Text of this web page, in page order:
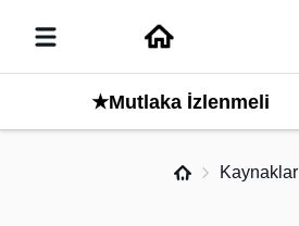
★Mutlaka İzlenmeli
Kaynaklar